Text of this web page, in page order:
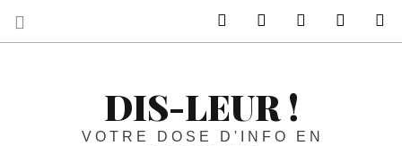
DIS-LEUR !
VOTRE DOSE D'INFO EN